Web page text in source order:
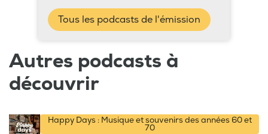
Tous les podcasts de l'émission
Autres podcasts à
découvrir
Happy Days : Musique et souvenirs des années 60 et
70